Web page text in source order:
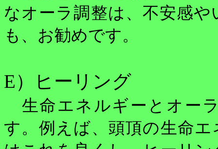
なオーラ調整は、不安感
も、お勧めです。
E）ヒーリング
生命エネルギーとオー
す。例えば、頭頂の生命